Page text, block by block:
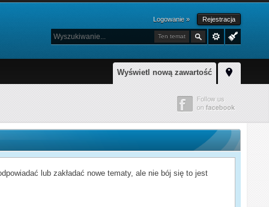
Logowanie » Rejestracja
Ten temat
Wyświetl nową zawartość
lub zakładać nowe tematy, ale nie bój się to jest